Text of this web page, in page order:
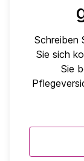
Schreiben
Sie sich
Sie